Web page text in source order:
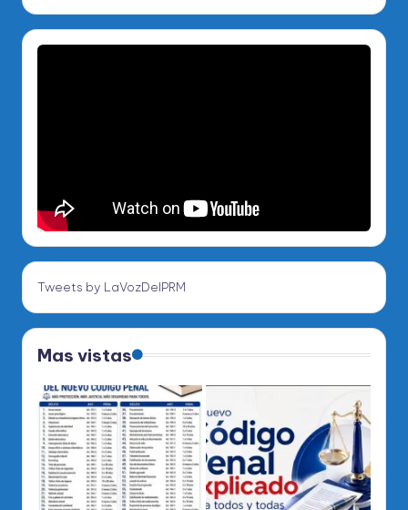
Tweets by LaVozDelPRM
Mas vistas